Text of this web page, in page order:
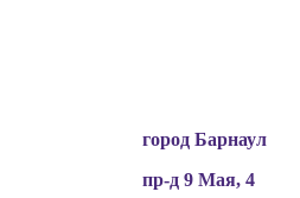
город Барнаул
пр-д 9 Мая, 4